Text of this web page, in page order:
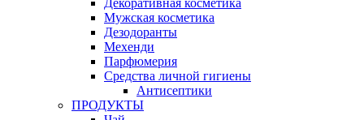
Декоративная косметика
Мужская косметика
Дезодоранты
Мехенди
Парфюмерия
Средства личной гигиены
Антисептики
ПРОДУКТЫ